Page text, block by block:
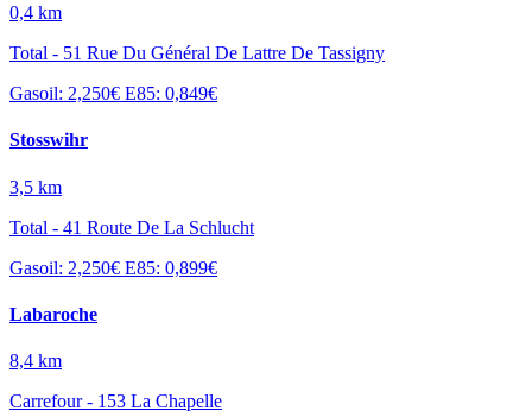
0,4 km
Total - 51 Rue Du Général De Lattre De Tassigny
Gasoil: 2,250€ E85: 0,849€
Stosswihr
3,5 km
Total - 41 Route De La Schlucht
Gasoil: 2,250€ E85: 0,899€
Labaroche
8,4 km
Carrefour - 153 La Chapelle